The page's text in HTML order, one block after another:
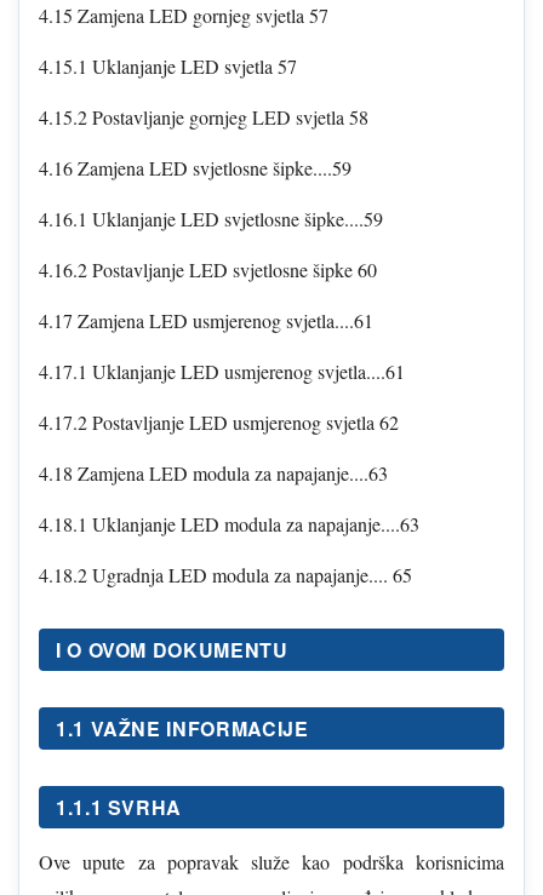
4.15 Zamjena LED gornjeg svjetla 57
4.15.1 Uklanjanje LED svjetla 57
4.15.2 Postavljanje gornjeg LED svjetla 58
4.16 Zamjena LED svjetlosne šipke....59
4.16.1 Uklanjanje LED svjetlosne šipke....59
4.16.2 Postavljanje LED svjetlosne šipke 60
4.17 Zamjena LED usmjerenog svjetla....61
4.17.1 Uklanjanje LED usmjerenog svjetla....61
4.17.2 Postavljanje LED usmjerenog svjetla 62
4.18 Zamjena LED modula za napajanje....63
4.18.1 Uklanjanje LED modula za napajanje....63
4.18.2 Ugradnja LED modula za napajanje.... 65
I O OVOM DOKUMENTU
1.1 VAŽNE INFORMACIJE
1.1.1 SVRHA
Ove upute za popravak služe kao podrška korisnicima